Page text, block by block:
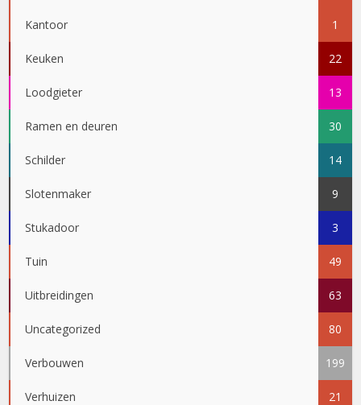
Kantoor 1
Keuken 22
Loodgieter 13
Ramen en deuren 30
Schilder 14
Slotenmaker 9
Stukadoor 3
Tuin 49
Uitbreidingen 63
Uncategorized 80
Verbouwen 199
Verhuizen 21